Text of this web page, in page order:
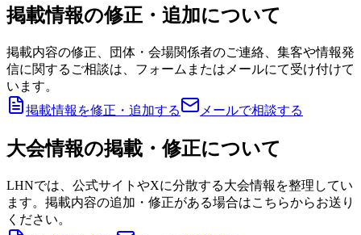
掲載情報の修正・追加について
掲載内容の修正、団体・会場関係者のご連絡、集客や情報発
信に関するご相談は、フォームまたはメールにて受け付けて
います。
掲載情報を修正・追加する
メールで相談する
大会情報の掲載・修正について
LHNでは、公式サイトやXに分散する大会情報を整理してい
ます。掲載内容の追加・修正がある場合はこちらからお送り
ください。